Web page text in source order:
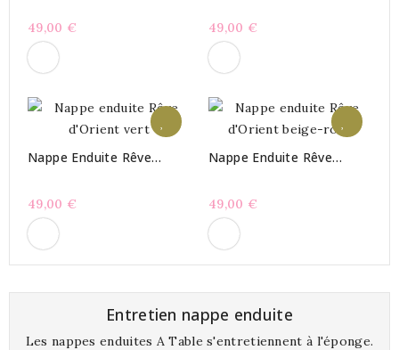
49,00 € 49,00 €
Nappe Enduite Rêve
49,00 €
Nappe Enduite Rêve
49,00 €
Entretien nappe enduite
Les nappes enduites A Table s'entretiennent à l'éponge.